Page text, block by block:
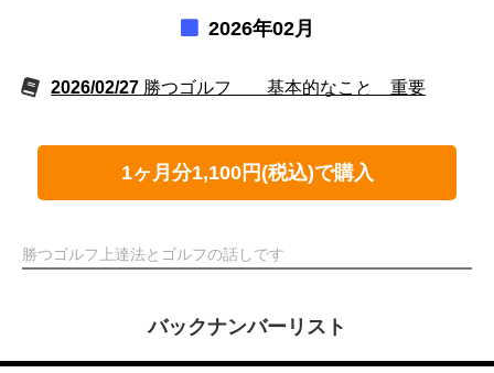
2026年02月
2026/02/27 勝つゴルフ 基本的なこと 重要
1ヶ月分1,100円(税込)で購入
勝つゴルフ上達法とゴルフの話しです
バックナンバーリスト